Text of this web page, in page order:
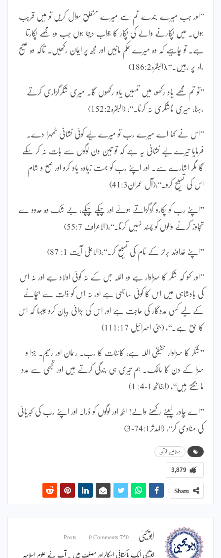
’’اور جب میرے بندے تم سے میرے متعلق سوال کریں تو میں قریب
ہوں۔ میں پکارنے والے کی پکار کا جواب دیتا ہوں جب وہ مجھے پکارتا
ہے۔ تو چاہیے کہ وہ میرے حکم مانیں اور مجھ پر ایمان رکھیں۔ تاکہ وہ صحیح
راہ پر رہیں۔‘‘،(البقرہ186:2)
’’تو تم مجھے یاد رکھو، میں تمہیں یاد رکھوں گا۔ میری شکرگزاری کرتے
رہنا، میری ناشکری نہ کرنا۔‘‘، (البقرہ152:2)
’’اس نے کہا اے میرے رب تو میرے لیے کوئی نشانی ٹھہرا دے۔
فرمایا تیرے لیے نشانی یہ ہے کہ تو تین دن لوگوں سے بات نہ کر سکے
گا مگر اشارے سے۔ اور اپنے رب کو بہت زیادہ یاد کرو اور صبح و شام
اس کی تسبیح کرو۔‘‘،(آل عمران41:3)
’’اپنے رب کو پکارو گڑگڑاتے ہوئے اور چپکے چپکے، بے شک وہ حدود سے
تجاوز کرنے والوں کو پسند نہیں کرتا۔‘‘،(الاعراف 55:7)
’’اپنے خداوند برتر کے نام کی تسبیح کر۔‘‘،(الاعلیٰ آیت 1: 87)
’’اور کہو کہ شکر کا سزاوار ہے وہ اللہ جس کے نہ کوئی اولاد ہے اور نہ اس
کی بادشاہی میں اس کا کوئی ساجھی ہے اور نہ اس کو ذلت سے بچانے
کے لیے کسی مددگار کی حاجت ہے اور اس کی بڑائی بیان کرو جیسا کہ اس
کا حق ہے۔‘‘، (بنی اسرائیل 111:17)
’’شکر کا سزاوار حقیقی اللہ ہے، کائنات کا رب۔ رحمان اور رحیم۔ جزا و
سزا کے دن کا مالک۔ ہم تیری ہی بندگی کرتے ہیں اور تجھی سے مدد
مانگتے ہیں‘‘، (الفاتحہ1-4: 1)
’’اے چادر لپیٹے رکھنے والے! اٹھ اور لوگوں کو ڈرا۔ اور اپنے رب کی کبریائی
کی منادی کر‘‘، (المدثر74:1-3)
مضامین قرآن
3,879
Share
ابویحییٰ 750 Posts
0 Comments
ابویحییٰ ایک پاکستانی اسکالراور مصنف ہیں ۔ آپ نے علوم اسلامیہ